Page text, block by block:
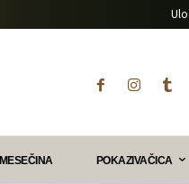
MESEČINA POKAZIVAČICA